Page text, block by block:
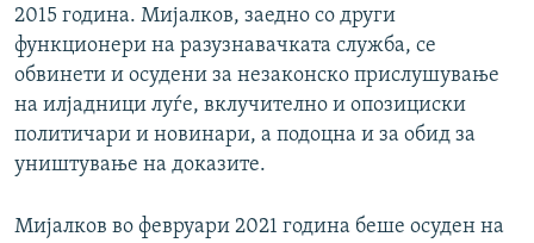
2015 година. Мијалков, заедно со други
функционери на разузнавачката служба, се
обвинети и осудени за незаконско прислушување
на илјадници луѓе, вклучително и опозициски
политичари и новинари, а подоцна и за обид за
уништување на доказите.
Мијалков во февруари 2021 година беше осуден на